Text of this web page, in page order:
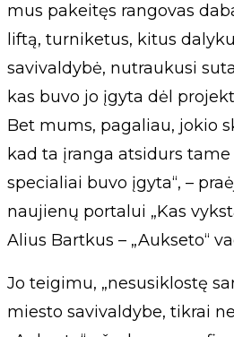
mus pakeitęs rangovas
liftą, turniketus, kitus
savivaldybė, nutraukusi
kas buvo jo įgyta dėl
Bet mums, pagaliau, jokio
kad ta įranga atsidurs
specialiai buvo įgyta“, –
naujienų portalui „Kas
Alius Bartkus – „Aukseto“
Jo teigimu, „nesusiklostę
miesto savivaldybe, tikrai